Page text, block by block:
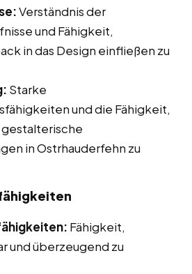
Verständnis der
und Fähigkeit,
in das Design einfließen zu
Starke
und die Fähigkeit,
in Ostrhauderfehn zu
Fähigkeit,
und überzeugend zu